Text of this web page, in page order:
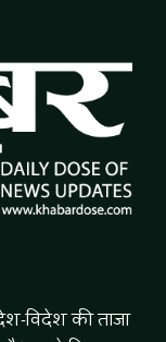
विदेश की ताजा